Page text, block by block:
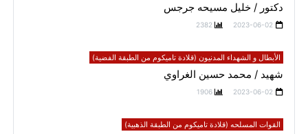
دكتور / خليل مسيحه جرجس
2023-06-02
2382
الأبطال و الشهداء المدنيون (قلادة تاميكوم من الطبقة الفضية)
شهيد / محمد حسين الغراوي
2023-06-02
1906
القوات المسلحه (قلادة تاميكوم من الطبقة الذهبية)